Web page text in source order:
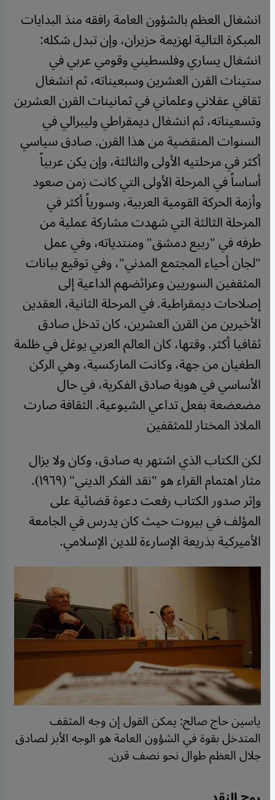
انشغال العظم بالشؤون العامة رافقه منذ البدايات
المبكرة التالية لهزيمة حزيران، وإن تبدل شكله:
انشغال يساري وفلسطيني وقومي عربي في
ستينات القرن العشرين وسبعيناته، ثم انشغال
ثقافي عقلاني وعلماني في ثمانينات القرن العشرين
وتسعيناته، ثم انشغال ديمقراطي وليبرالي في
السنوات المنقضية من هذا القرن. صادق سياسي
أكثر في مرحلتيه الأولى والثالثة، وإن يكن عربياً
أساساً في المرحلة الأولى التي كانت زمن صعود
وأزمة الحركة القومية العربية، وسورياً أكثر في
المرحلة الثالثة التي شهدت مشاركة عملية من
طرفه في "ربيع دمشق" ومنتدياته، وفي عمل
"لجان أحياء المجتمع المدني"، وفي توقيع بيانات
المثقفين السوريين وعرائضهم الداعية إلى
إصلاحات ديمقراطية. في المرحلة الثانية، العقدين
الأخيرين من القرن العشرين، كان تدخل صادق
ثقافيا أكثر. وقتها، كان العالم العربي يوغل في ظلمة
الطغيان من جهة، وكانت الماركسية، وهي الركن
الأساسي في هوية صادق الفكرية، في حال
مضعضعة بفعل تداعي الشيوعية. الثقافة صارت
الملاذ المختار للمثقفين
لكن الكتاب الذي اشتهر به صادق، وكان ولا يزال
مثار اهتمام القراء هو "نقد الفكر الديني" (١٩٦٩).
وإثر صدور الكتاب رفعت دعوة قضائية على
المؤلف في بيروت حيث كان يدرس في الجامعة
الأميركية بذريعة الإسارءة للدين الإسلامي.
ياسين حاج صالح: يمكن القول إن وجه المثقف
المتدخل بقوة في الشؤون العامة هو الوجه الأبز لصادق
جلال العظم طوال نحو نصف قرن.